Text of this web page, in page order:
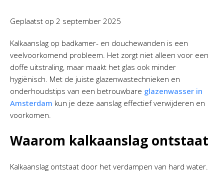
Geplaatst op 2 september 2025
Kalkaanslag op badkamer- en douchewanden is een
veelvoorkomend probleem. Het zorgt niet alleen voor een
doffe uitstraling, maar maakt het glas ook minder
hygiënisch. Met de juiste glazenwastechnieken en
onderhoudstips van een betrouwbare glazenwasser in
Amsterdam kun je deze aanslag effectief verwijderen en
voorkomen.
Waarom kalkaanslag ontstaat
Kalkaanslag ontstaat door het verdampen van hard water.